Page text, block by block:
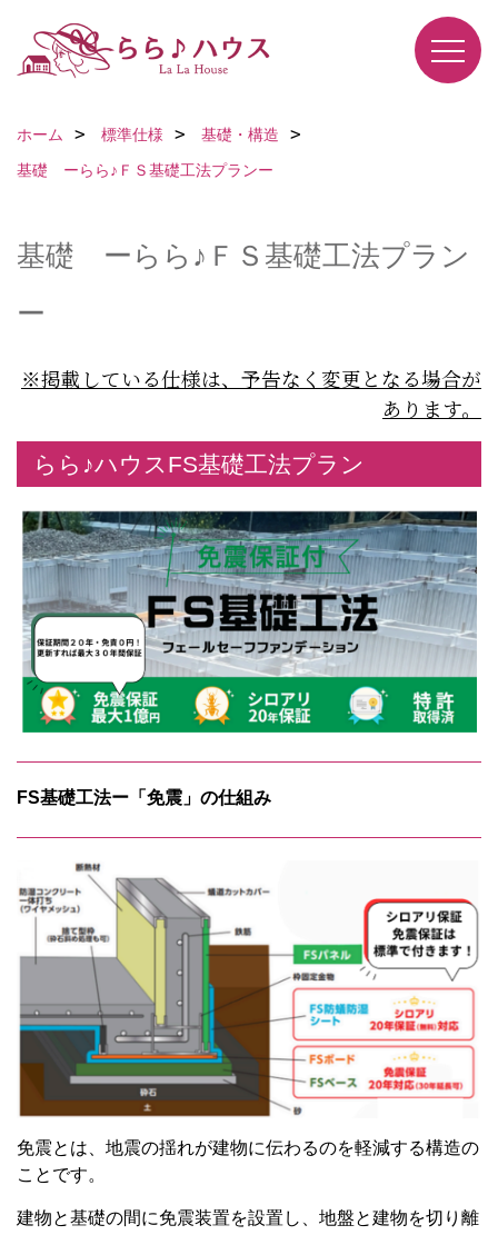
ホーム 標準仕様
基礎・構造
基礎 ーらら♪ＦＳ基礎工法プランー
基礎 ーらら♪ＦＳ基礎工法プラン
ー
※掲載している仕様は、予告なく変更となる場合が
あります。
らら♪ハウスFS基礎工法プラン
FS基礎工法ー「免震」の仕組み
免震とは、地震の揺れが建物に伝わるのを軽減する構造の
ことです。
建物と基礎の間に免震装置を設置し、地盤と建物を切り離